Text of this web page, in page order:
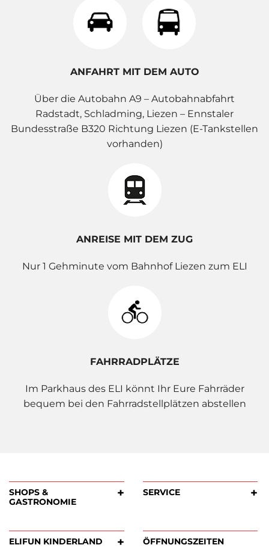
ANFAHRT MIT DEM AUTO
Über die Autobahn A9 – Autobahnabfahrt
Radstadt, Schladming, Liezen – Ennstaler
Bundesstraße B320 Richtung Liezen (E-Tankstellen
vorhanden)
ANREISE MIT DEM ZUG
Nur 1 Gehminute vom Bahnhof Liezen zum ELI
FAHRRADPLÄTZE
Im Parkhaus des ELI könnt Ihr Eure Fahrräder
bequem bei den Fahrradstellplätzen abstellen